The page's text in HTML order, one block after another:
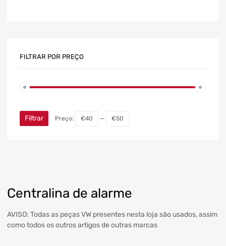
Centralina de alarme
AVISO: Todas as peças VW presentes nesta loja são usados, assim
como todos os outros artigos de outras marcas
FILTRAR POR PREÇO
Filtrar Preço: €40 — €50